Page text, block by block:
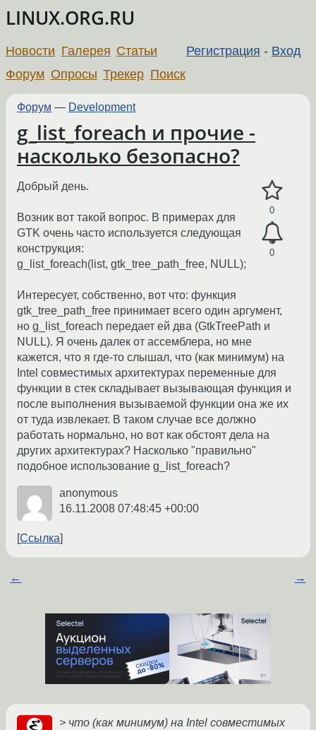
LINUX.ORG.RU
Регистрация - Вход
Новости Галерея Статьи
Форум Опросы Трекер Поиск
Форум — Development
g_list_foreach и прочие -
насколько безопасно?
0
0
Добрый день.
Возник вот такой вопрос. В примерах для
GTK очень часто используется следующая
конструкция:
g_list_foreach(list, gtk_tree_path_free, NULL);
Интересует, собственно, вот что: функция
gtk_tree_path_free принимает всего один аргумент,
но g_list_foreach передает ей два (GtkTreePath и
NULL). Я очень далек от ассемблера, но мне
кажется, что я где-то слышал, что (как минимум) на
Intel совместимых архитектурах переменные для
функции в стек складывает вызывающая функция и
после выполнения вызываемой функции она же их
от туда извлекает. В таком случае все должно
работать нормально, но вот как обстоят дела на
других архитектурах? Насколько "правильно"
подобное использование g_list_foreach?
anonymous
16.11.2008 07:48:45 +00:00
Ссылка
← →
> что (как минимум) на Intel совместимых